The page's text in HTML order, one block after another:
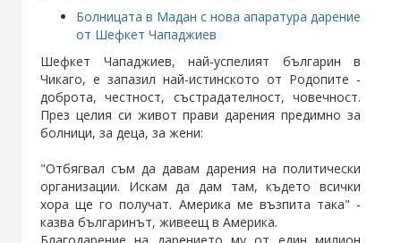
Болницата в Мадан с нова апаратура дарение
от Шефкет Чападжиев
Шефкет Чападжиев, най-успелият българин в
Чикаго, е запазил най-истинското от Родопите -
доброта, честност, състрадателност, човечност.
През целия си живот прави дарения предимно за
болници, за деца, за жени:
"Отбягвал съм да давам дарения на политически
организации. Искам да дам там, където всички
хора ще го получат. Америка ме възпита така" -
казва българинът, живеещ в Америка.